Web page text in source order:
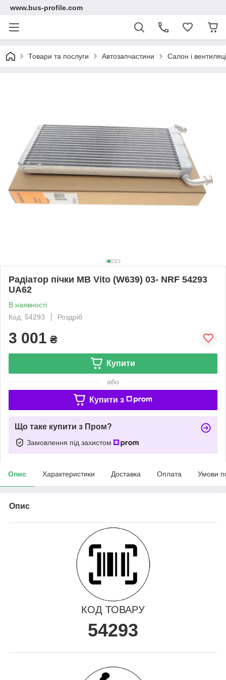
www.bus-profile.com
Товари та послуги Автозапчастини Салон і
Радіатор пічки MB Vito (W639) 03- NRF 54293
UA62
В наявності
Код: 54293
Роздріб
3 001 ₴
Купити
або
Купити з
Що таке купити з Пром?
Замовлення під захистом
Опис Характеристики Доставка Оплата Умови
Опис
КОД ТОВАРУ
54293